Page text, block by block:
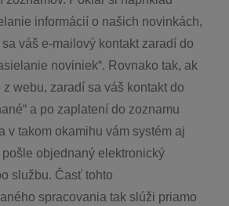
informácií o našich novinkách,
váš e-mailový kontakt zaradí do
noviniek“. Rovnako tak, ak
z webu, zaradí sa váš kontakt do
a po zaplatení do zoznamu
v takom okamihu vám systém aj
pošle objednaný elektronický
službu. Časť tohto
spracovania tak slúži priamo